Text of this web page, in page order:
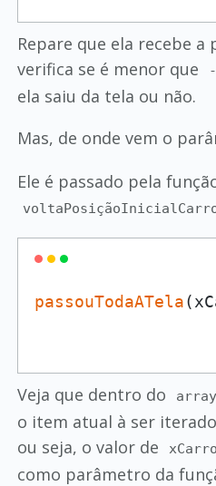
Repare que ela recebe a
verifica se é menor que
ela saiu da tela ou não.
Mas, de onde vem o
Ele é passado pela
passouTodaATela
Veja que dentro do array
o item atual à ser
ou seja, o valor de
como parâmetro da